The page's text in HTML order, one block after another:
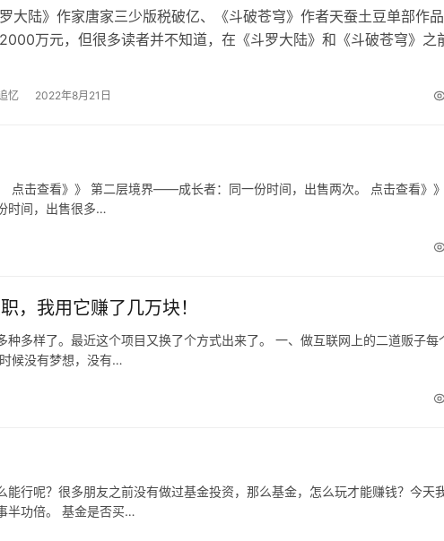
罗大陆》作家唐家三少版税破亿、《斗破苍穹》作者天蚕土豆单部作
万元，但很多读者并不知道，在《斗罗大陆》和《斗破苍穹》之
忆 2022年8月21日
点击查看》》 第二层境界——成长者：同一份时间，出售两次。 点击查看》
时间，出售很多…
，我用它赚了几万块！
多样了。最近这个项目又换了个方式出来了。 一、做互联网上的二道贩子每
候没有梦想，没有…
行呢？很多朋友之前没有做过基金投资，那么基金，怎么玩才能赚钱？今天
半功倍。 基金是否买…